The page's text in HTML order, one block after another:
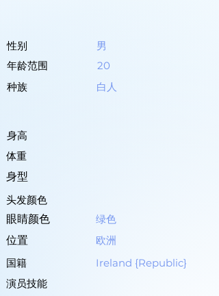
性别
男
年龄范围
20
种族
白人
身高
体重
身型
头发颜色
眼睛颜色
绿色
位置
欧洲
国籍
Ireland {Republic}
演员技能